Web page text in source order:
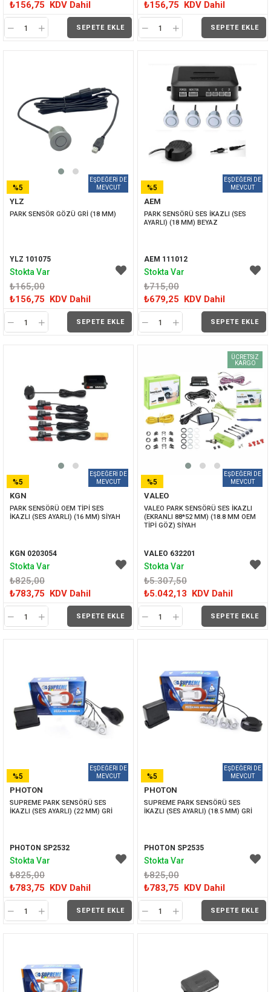
₺156,75 KDV Dahil
SEPETE EKLE
₺156,75 KDV Dahil
SEPETE EKLE
YLZ
PARK SENSÖR GÖZÜ GRİ (18 MM)
YLZ 101075
₺165,00
₺156,75 KDV Dahil
SEPETE EKLE
%5
İNDIRIM
Stokta Var
AEM
PARK SENSÖRÜ SES İKAZLI (SES
AYARLI) (18 MM) BEYAZ
AEM 111012
₺715,00
₺679,25 KDV Dahil
SEPETE EKLE
%5
İNDIRIM
Stokta Var
KGN
PARK SENSÖRÜ OEM TİPİ SES
İKAZLI (SES AYARLI) (16 MM) SİYAH
KGN 0203054
₺825,00
₺783,75 KDV Dahil
SEPETE EKLE
%5
İNDIRIM
Stokta Var
VALEO
VALEO PARK SENSÖRÜ SES İKAZLI
(EKRANLI 88*52 MM) (18.8 MM OEM
TİPİ GÖZ) SİYAH
VALEO 632201
₺5.307,50
₺5.042,13 KDV Dahil
SEPETE EKLE
%5
İNDIRIM
ÜCRETSIZ
KARGO
Stokta Var
PHOTON
SUPREME PARK SENSÖRÜ SES
İKAZLI (SES AYARLI) (22 MM) GRİ
PHOTON SP2532
₺825,00
₺783,75 KDV Dahil
SEPETE EKLE
%5
İNDIRIM
Stokta Var
PHOTON
SUPREME PARK SENSÖRÜ SES
İKAZLI (SES AYARLI) (18.5 MM) GRİ
PHOTON SP2535
₺825,00
₺783,75 KDV Dahil
SEPETE EKLE
%5
İNDIRIM
Stokta Var